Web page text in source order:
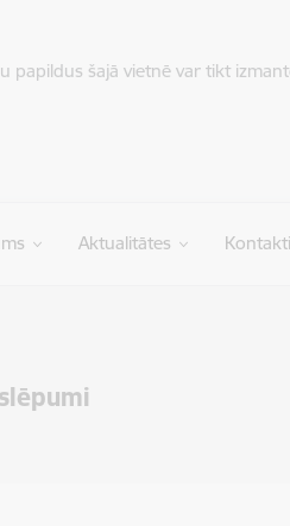
šajā vietnē var tikt
Aktualitātes Kontakti